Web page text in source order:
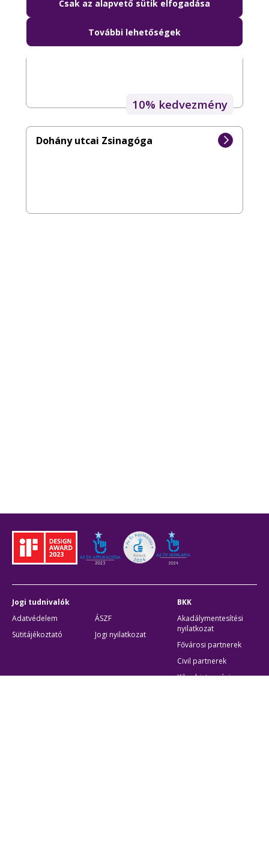
Kazinczy utcai Zsinagóga
10% kedvezmény
Dohány utcai Zsinagóga
Jogi tudnivalók
Adatvédelem
ÁSZF
Sütitájékoztató
Jogi nyilatkozat
BKK
Akadálymentesítési
nyilatkozat
Fővárosi partnerek
Civil partnerek
Kiberbiztonsági
Csak az alapvető sütik elfogadása
További lehetőségek